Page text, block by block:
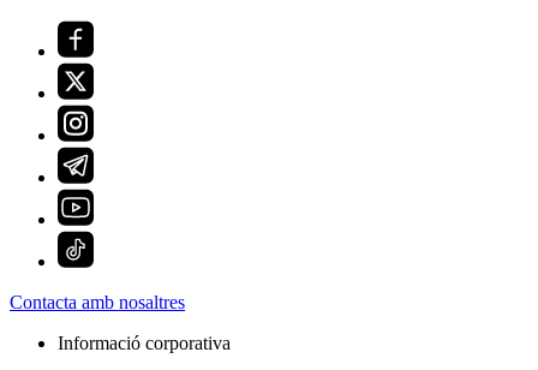
Contacta amb nosaltres
Informació corporativa